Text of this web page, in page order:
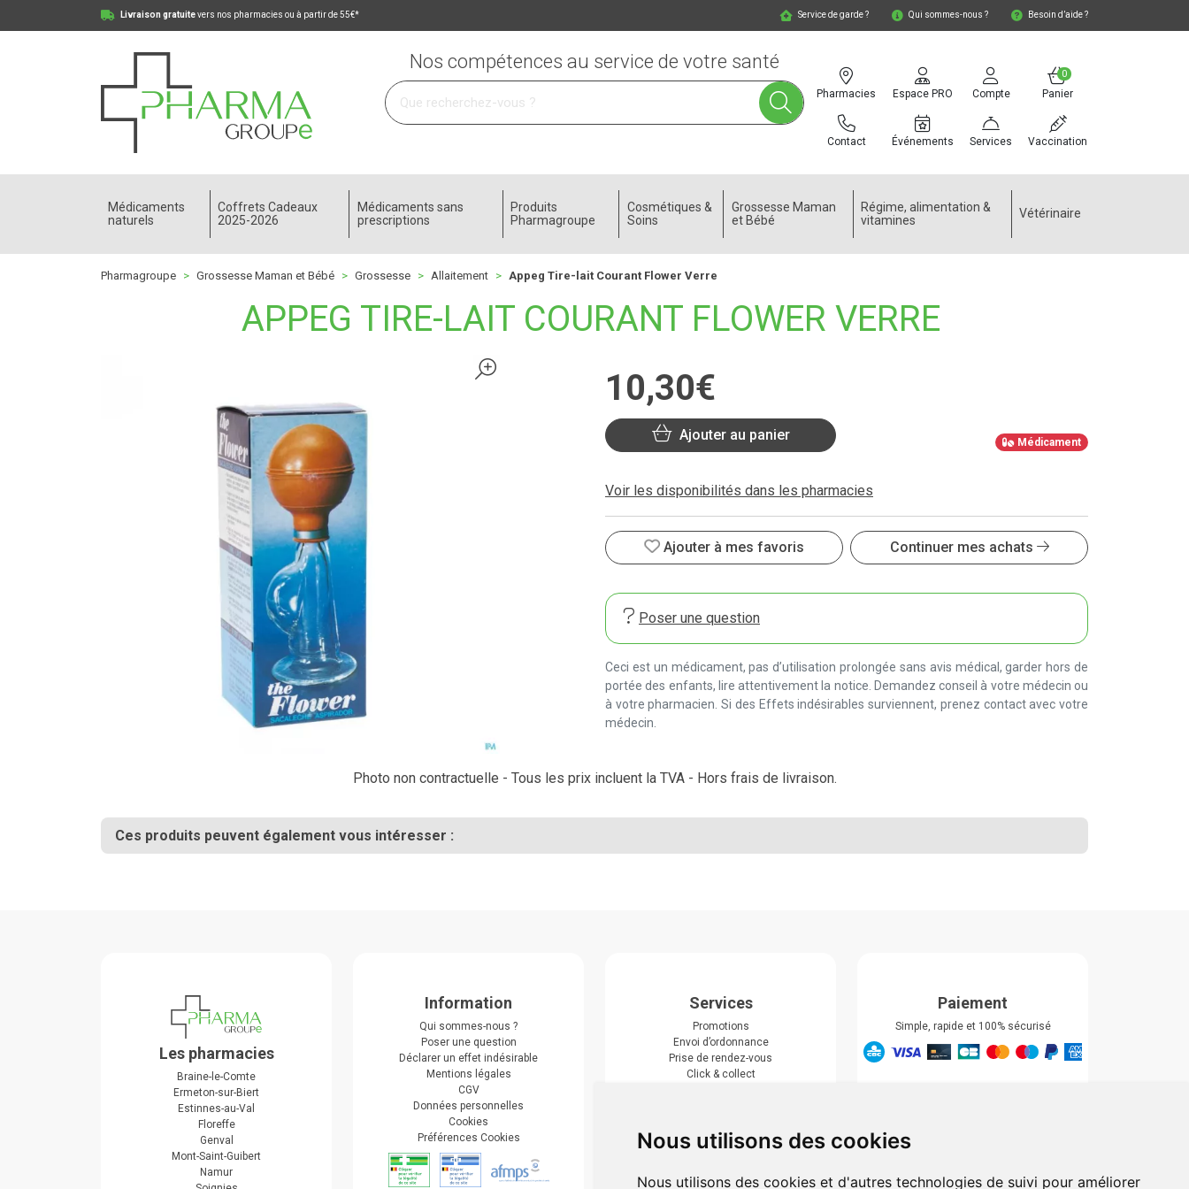
Nous utilisons des cookies
Nous utilisons des cookies et d'autres technologies de suivi pour améliorer
Livraison gratuitevers nos pharmacies ou à partir de 55€* Service de garde ? Qui sommes-nous ? Besoin d’aide ?
Pharmagroupe Votre pharmacie en ligne à votre service
Pharmacies
Contact
Espace PRO
Événements
Compte
Services
Panier
0
Vaccination
Nos compétences au service de votre santé
Médicaments
naturels
Coffrets Cadeaux
2025-2026
Médicaments sans
prescriptions
Produits
Pharmagroupe
Cosmétiques &
Soins
Grossesse Maman
et Bébé
Régime, alimentation &
vitamines
Vétérinaire
Pharmagroupe Grossesse Maman et Bébé Grossesse Allaitement Appeg Tire-lait Courant Flower Verre
APPEG TIRE-LAIT COURANT FLOWER VERRE
10,30€
Ajouter au panier Médicament
Voir les disponibilités dans les pharmacies
Ajouter à mes favoris Continuer mes achats
Poser une question
Ceci est un médicament, pas d’utilisation prolongée sans avis médical, garder hors de
portée des enfants, lire attentivement la notice. Demandez conseil à votre médecin ou
à votre pharmacien. Si des Effets indésirables surviennent, prenez contact avec votre
médecin.
Photo non contractuelle - Tous les prix incluent la TVA - Hors frais de livraison.
Ces produits peuvent également vous intéresser :
Les pharmacies
Braine-le-Comte
Ermeton-sur-Biert
Estinnes-au-Val
Floreffe
Genval
Mont-Saint-Guibert
Namur
Information
Qui sommes-nous ?
Poser une question
Déclarer un effet indésirable
Mentions légales
CGV
Données personnelles
Cookies
Préférences Cookies
Services
Promotions
Envoi d’ordonnance
Prise de rendez-vous
Click & collect
Paiement
Simple, rapide et 100% sécurisé